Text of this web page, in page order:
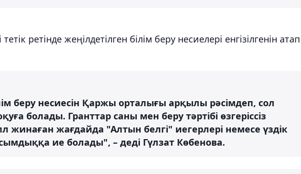
ретінде жеңілдетілген білім беру несиелері енгізілгенін атап
беру несиесін Қаржы орталығы арқылы рәсімдеп, сол
болады. Гранттар саны мен беру тәртібі өзгеріссіз
жинаған жағдайда "Алтын белгі" иегерлері немесе үздік
ие болады", – деді Гүлзат Көбенова.